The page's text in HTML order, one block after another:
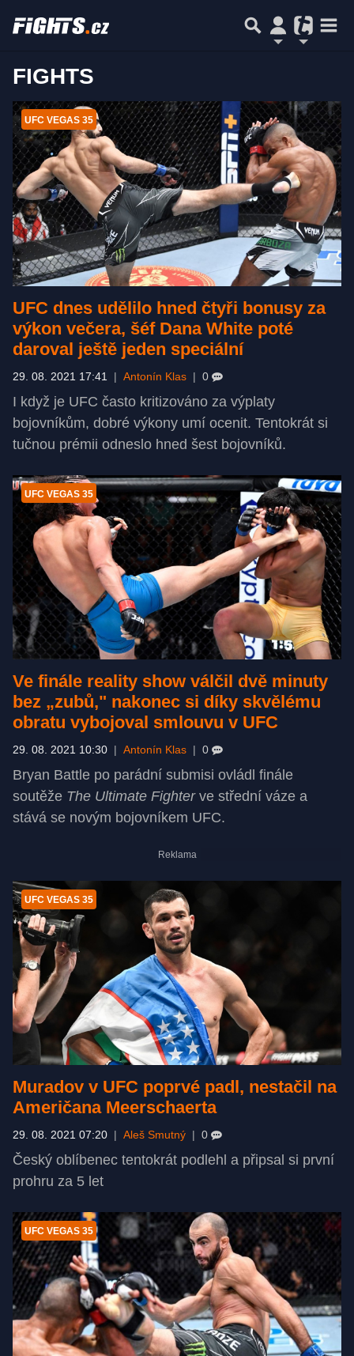
FIGHTS
UFC VEGAS 35
UFC dnes udělilo hned čtyři bonusy za
výkon večera, šéf Dana White poté
daroval ještě jeden speciální
29. 08. 2021 17:41 Antonín Klas 0
I když je UFC často kritizováno za výplaty
bojovníkům, dobré výkony umí ocenit. Tentokrát si
tučnou prémii odneslo hned šest bojovníků.
UFC VEGAS 35
Ve finále reality show válčil dvě minuty
bez „zubů," nakonec si díky skvělému
obratu vybojoval smlouvu v UFC
29. 08. 2021 10:30 Antonín Klas 0
Bryan Battle po parádní submisi ovládl finále
soutěže The Ultimate Fighterve střední váze a
stává se novým bojovníkem UFC.
UFC VEGAS 35
Muradov v UFC poprvé padl, nestačil na
Američana Meerschaerta
29. 08. 2021 07:20 Aleš Smutný 0
Český oblíbenec tentokrát podlehl a připsal si první
prohru za 5 let
UFC VEGAS 35